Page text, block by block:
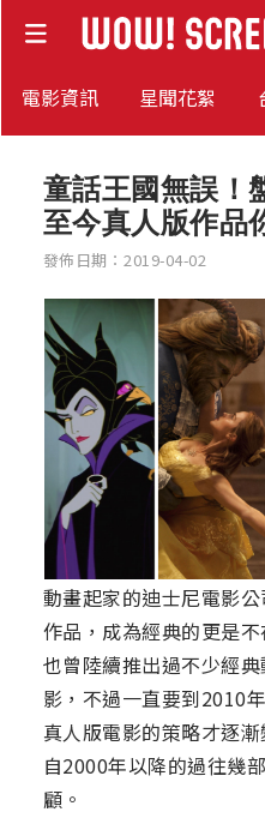
電影資訊 星聞花絮
童話王國無誤！
至今真人版作品
發佈日期：2019-04-02
動畫起家的迪士尼電影
作品，成為經典的更是
也曾陸續推出過不少經
影，不過一直要到2010
真人版電影的策略才逐
自2000年以降的過往幾
顧。